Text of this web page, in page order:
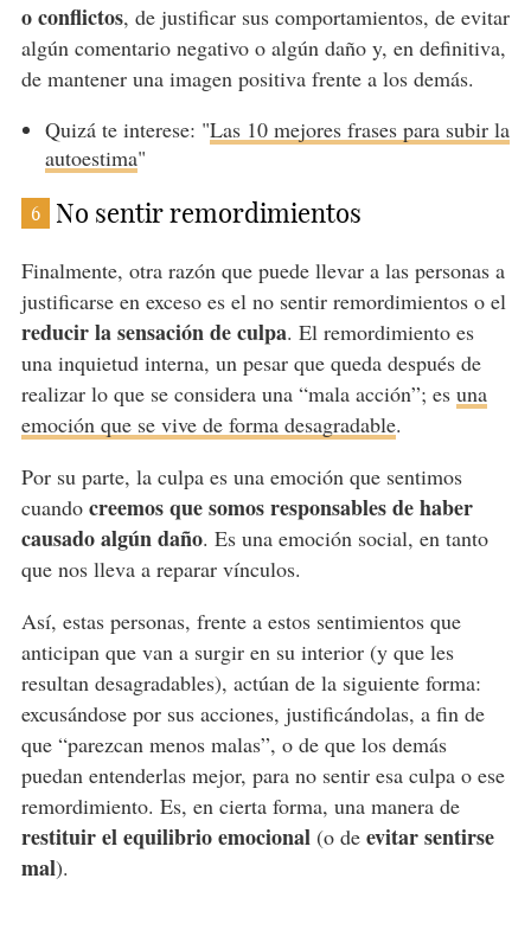
o conflictos, de justificar sus comportamientos, de evitar
algún comentario negativo o algún daño y, en definitiva,
de mantener una imagen positiva frente a los demás.
Quizá te interese: "Las 10 mejores frases para subir la
autoestima"
6 No sentir remordimientos
Finalmente, otra razón que puede llevar a las personas a
justificarse en exceso es el no sentir remordimientos o el
reducir la sensación de culpa. El remordimiento es
una inquietud interna, un pesar que queda después de
realizar lo que se considera una “mala acción”; es una
emoción que se vive de forma desagradable.
Por su parte, la culpa es una emoción que sentimos
cuando creemos que somos responsables de haber
causado algún daño. Es una emoción social, en tanto
que nos lleva a reparar vínculos.
Así, estas personas, frente a estos sentimientos que
anticipan que van a surgir en su interior (y que les
resultan desagradables), actúan de la siguiente forma:
excusándose por sus acciones, justificándolas, a fin de
que “parezcan menos malas”, o de que los demás
puedan entenderlas mejor, para no sentir esa culpa o ese
remordimiento. Es, en cierta forma, una manera de
restituir el equilibrio emocional(o de evitar sentirse
mal).